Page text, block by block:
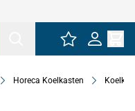
Horeca Koelkasten